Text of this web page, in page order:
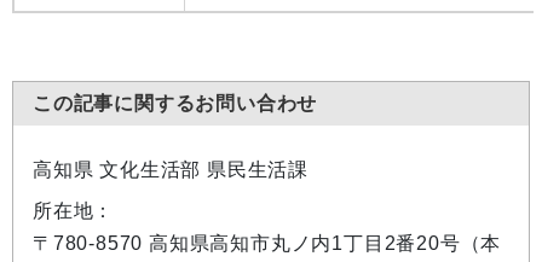
この記事に関するお問い合わせ
高知県 文化生活部 県民生活課
所在地：
〒780-8570 高知県高知市丸ノ内1丁目2番20号（本